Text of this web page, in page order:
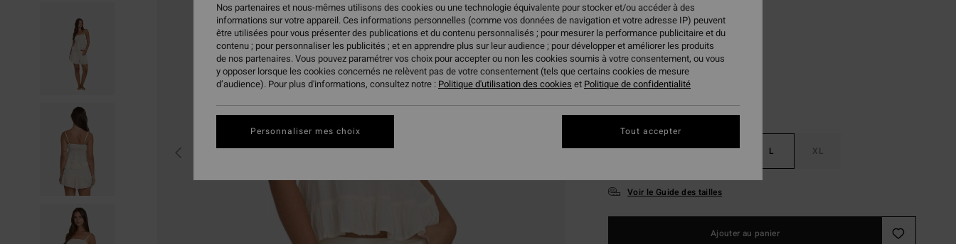
CouleurWhite Cap
XS S M L XL
Voir le Guide des tailles
Ajouter au panier
Nos partenaires et nous-mêmes utilisons des cookies ou une technologie équivalente pour stocker et/ou accéder à des
informations sur votre appareil. Ces informations personnelles (comme vos données de navigation et votre adresse IP) peuvent
être utilisées pour vous présenter des publications et du contenu personnalisés ; pour mesurer la performance publicitaire et du
contenu ; pour personnaliser les publicités ; et en apprendre plus sur leur audience ; pour développer et améliorer les produits
de nos partenaires. Vous pouvez paramétrer vos choix pour accepter ou non les cookies soumis à votre consentement, ou vous
y opposer lorsque les cookies concernés ne relèvent pas de votre consentement (tels que certains cookies de mesure
d’audience). Pour plus d'informations, consultez notre : Politique d'utilisation des cookies et Politique de confidentialité
Personnaliser mes choix Tout accepter